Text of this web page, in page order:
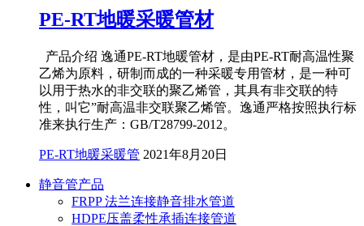
PE-RT地暖采暖管材
产品介绍 逸通PE-RT地暖管材，是由PE-RT耐高温性聚
乙烯为原料，研制而成的一种采暖专用管材，是一种可
以用于热水的非交联的聚乙烯管，其具有非交联的特
性，叫它”耐高温非交联聚乙烯管。逸通严格按照执行标
准来执行生产：GB/T28799-2012。
PE-RT地暖采暖管 2021年8月20日
静音管产品
FRPP 法兰连接静音排水管道
HDPE压盖柔性承插连接管道